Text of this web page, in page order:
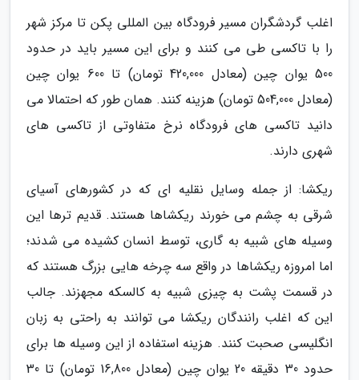
اغلب گردشگران مسیر فرودگاه بین المللی پکن تا مرکز شهر
را با تاکسی طی می کنند و برای این مسیر باید در حدود
500 یوان چین (معادل 420,000 تومان) تا 600 یوان چین
(معادل 504,000 تومان) هزینه کنند. همان طور که احتمالا می
دانید تاکسی های فرودگاه نرخ متفاوتی از تاکسی های
شهری دارند.
ریکشا: از جمله وسایل نقلیه ای که در کشورهای آسیای
شرقی به چشم می خورند ریکشاها هستند. قدیم ترها این
وسیله های شبیه به گاری، توسط انسان کشیده می شدند؛
اما امروزه ریکشاها در واقع سه چرخه هایی بزرگ هستند که
در قسمت پشت به چیزی شبیه به کالسکه مجهزند. جالب
این که اغلب رانندگان ریکشا می توانند به راحتی به زبان
انگلیسی صحبت کنند. هزینه استفاده از این وسیله ها برای
حدود 30 دقیقه 20 یوان چین (معادل 16,800 تومان) تا 30